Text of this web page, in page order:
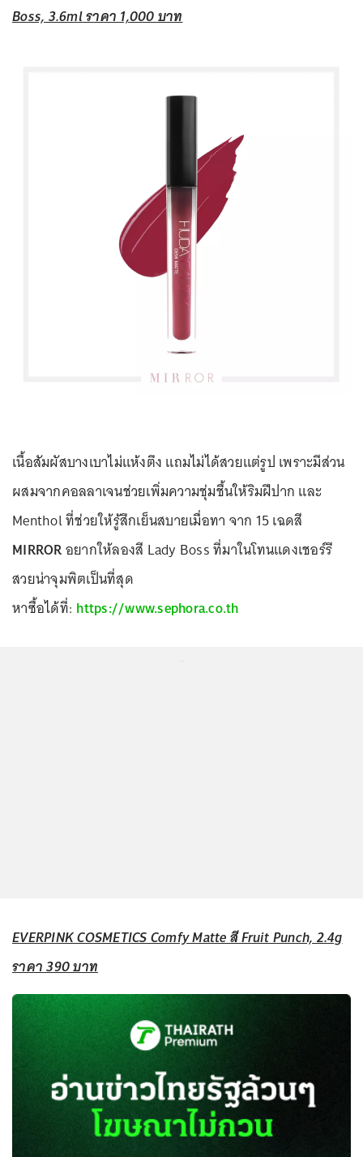
Boss, 3.6ml ราคา 1,000 บาท
เนื้อสัมผัสบางเบาไม่แห้งตึง แถมไม่ได้สวยแต่รูป เพราะมีส่วน
ผสมจากคอลลาเจนช่วยเพิ่มความชุ่มชื้นให้ริมฝีปาก และ
Menthol ที่ช่วยให้รู้สึกเย็นสบายเมื่อทา จาก 15 เฉดสี
MIRRORอยากให้ลองสี Lady Boss ที่มาในโทนแดงเชอร์รี
สวยน่าจุมพิตเป็นที่สุด
หาซื้อได้ที่: https://www.sephora.co.th
EVERPINK COSMETICS Comfy Matte สี Fruit Punch, 2.4g
ราคา 390 บาท